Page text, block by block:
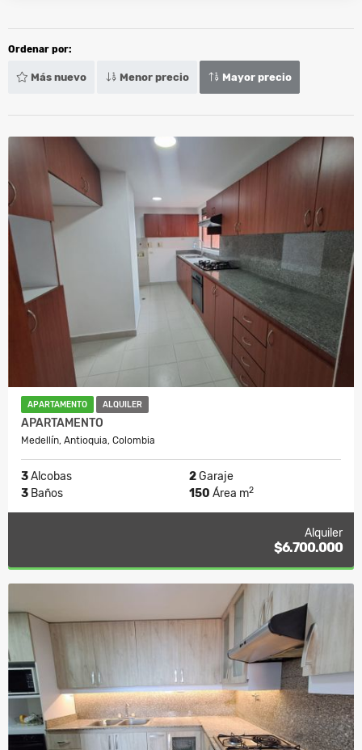
Ordenar por:
Más nuevo Menor precio Mayor precio
APARTAMENTO ALQUILER
APARTAMENTO
Medellín, Antioquia, Colombia
3Alcobas 2Garaje
3 Baños 150 Área m2
Alquiler
$6.700.000